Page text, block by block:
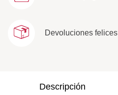
Devoluciones felices
Descripción